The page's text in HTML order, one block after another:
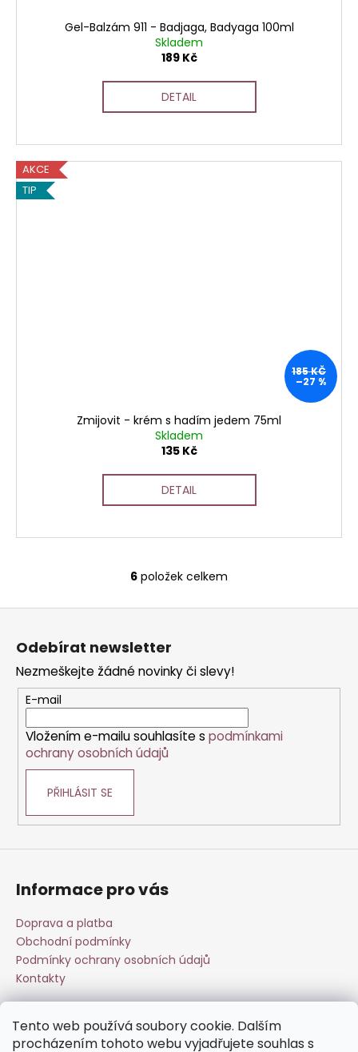
Tento web používá soubory cookie. Dalším
procházením tohoto webu vyjadřujete souhlas s
Gel-Balzám 911 - Badjaga, Badyaga 100ml
Skladem
189 Kč
DETAIL
AKCE
TIP
185 KČ
–27 %
Zmijovit - krém s hadím jedem 75ml
Skladem
135 Kč
DETAIL
O
v
a
c
í
p
r
ý
p
6 položek celkem
Odebírat newsletter
Nezmeškejte žádné novinky či slevy!
E-mail
Vložením e-mailu souhlasíte s podmínkami
ochrany osobních údajů
PŘIHLÁSIT SE
Informace pro vás
Doprava a platba
Obchodní podmínky
Podmínky ochrany osobních údajů
Kontakty
Přijímáme online platby